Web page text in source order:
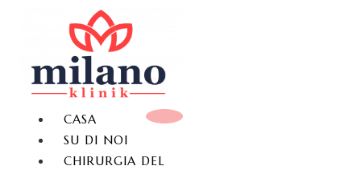
CASA
SU DI NOI
CHIRURGIA DEL